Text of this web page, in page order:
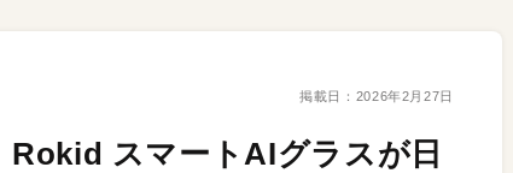
掲載日： 2026年2月27日
スマートAIグラスが日